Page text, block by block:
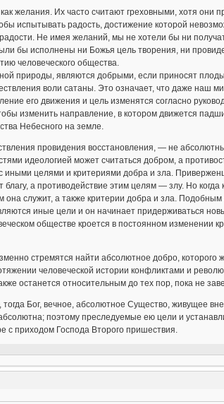
желания. Их часто считают греховными, хотя они
испытывать радость, достижение которой
Не имея желаний, мы не хотели бы ни
бы исполнены ни Божья цель творения, ни
человеческого общества.
природы, являются добрыми, если приносят
воли сатаны. Это означает, что даже наш
его движения и цель изменятся согласно
изменить направление, в котором движется
Небесного на земле.
провидения восстановления, — не
идеологией может считаться добром, а
иными целями и критериями добра и зла.
а противодействие этим целям — злу. Но
служит, а также критерии добра и зла.
иные цели и он начинает придерживаться
обществе кроется в постоянном изменении
стремятся найти абсолютное добро, которого
человеческой истории конфликтами и
останется относительным до тех пор, пока не
Бог, вечное, абсолютное Существо, живущее
поэтому преследуемые ею цели и
с приходом Господа Второго пришествия.